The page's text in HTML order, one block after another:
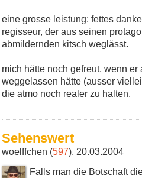
eine grosse leistung: fettes
regisseur, der aus seinen
abmildernden kitsch weglässt.
mich hätte noch gefreut, wenn
weggelassen hätte (ausser
die atmo noch realer zu halten.
Sehenswert
woelffchen (597), 20.03.2004
Falls man die Botschaft